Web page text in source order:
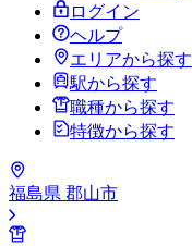
ログイン
ヘルプ
エリアから探す
駅から探す
職種から探す
特徴から探す
福島県 郡山市